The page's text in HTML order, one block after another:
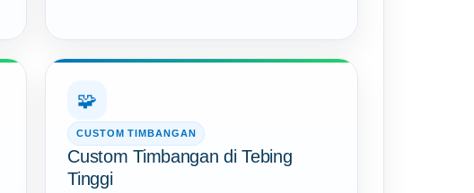
🧩
CUSTOM TIMBANGAN
Custom Timbangan di Tebing
Tinggi